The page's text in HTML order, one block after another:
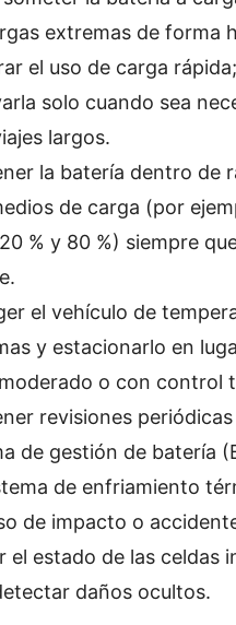
extremas de forma
el uso de carga rápida;
solo cuando sea
largos.
la batería dentro de
de carga (por
% y 80 %) siempre
el vehículo de
y estacionarlo en
o con control
revisiones periódicas
de gestión de batería
de enfriamiento
de impacto o
el estado de las celdas
daños ocultos.